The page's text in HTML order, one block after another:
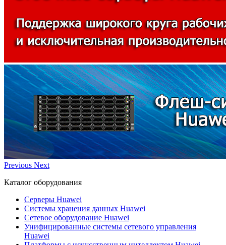
Previous Next
Каталог оборудования
Серверы Huawei
Системы хранения данных Huawei
Сетевое оборудование Huawei
Унифицированные системы сетевого управления
Huawei